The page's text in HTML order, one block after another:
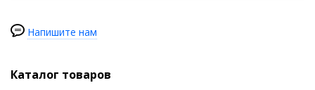
Напишите нам
Каталог товаров